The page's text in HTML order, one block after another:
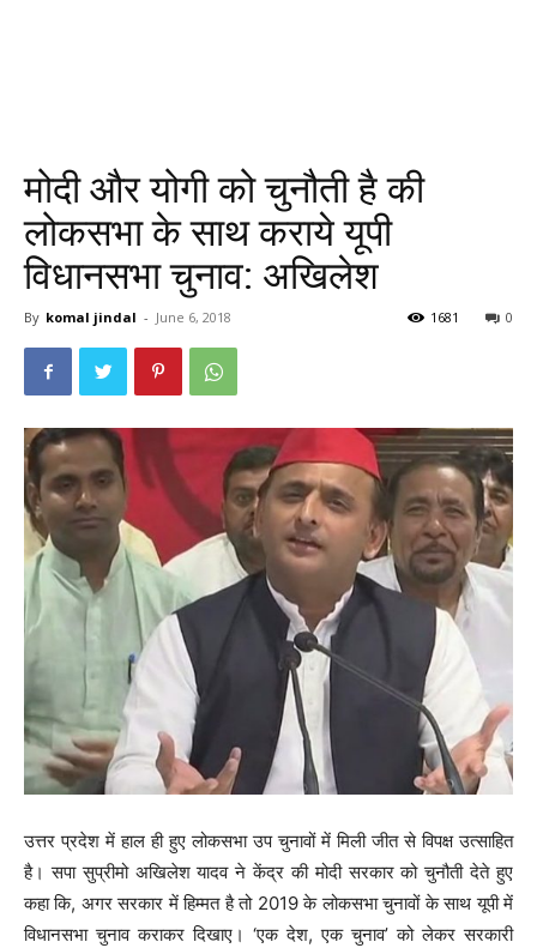
मोदी और योगी को चुनौती है की
लोकसभा के साथ कराये यूपी
विधानसभा चुनाव: अखिलेश
By komal jindal - June 6, 2018 0
1681
उत्तर प्रदेश में हाल ही हुए लोकसभा उप चुनावों में मिली जीत से विपक्ष उत्साहित
है। सपा सुप्रीमो अखिलेश यादव ने केंद्र की मोदी सरकार को चुनौती देते हुए
कहा कि, अगर सरकार में हिम्मत है तो 2019 के लोकसभा चुनावों के साथ यूपी में
विधानसभा चुनाव कराकर दिखाए। ‘एक देश, एक चुनाव’ को लेकर सरकारी